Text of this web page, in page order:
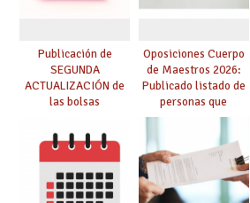
Publicación de
SEGUNDA
ACTUALIZACIÓN de
las bolsas
Cuerpo de Maestros
de especialidades
convocadas a
oposición
Oposiciones Cuerpo
de Maestros 2026:
Publicado listado de
personas que
adquieren nueva
especialidad